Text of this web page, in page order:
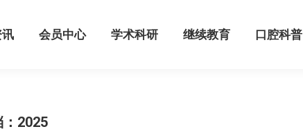
会员中心 学术科研 继续教育 口腔科普
2025